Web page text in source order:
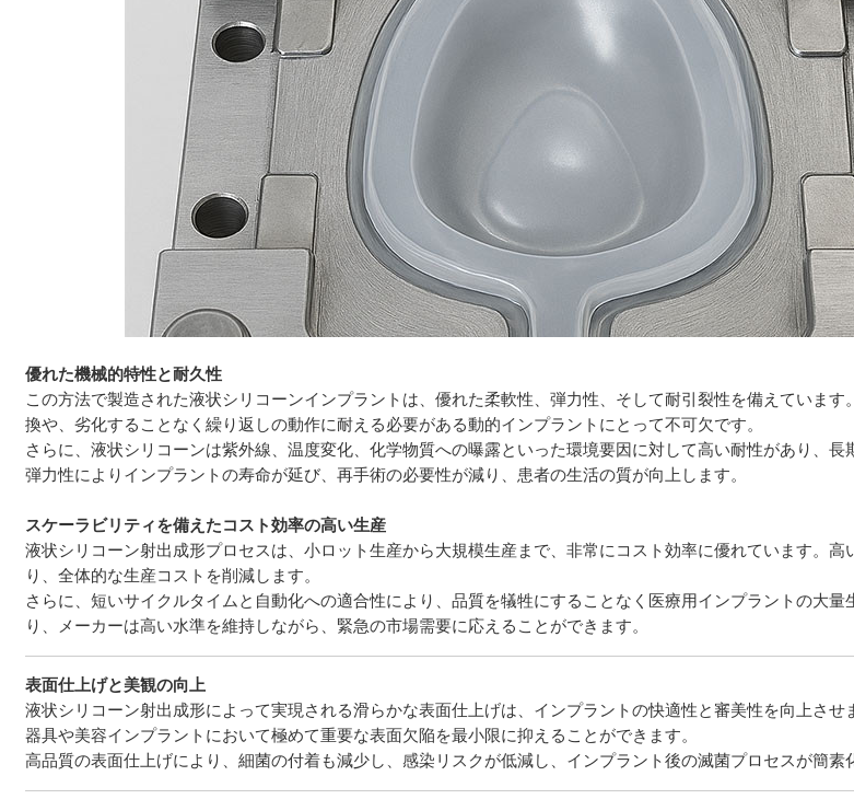
優れた機械的特性と耐久性
この方法で製造された液状シリコーンインプラントは、優れた柔軟性、弾力性、そして耐引裂性を備えていま
換や、劣化することなく繰り返しの動作に耐える必要がある動的インプラントにとって不可欠です。
さらに、液状シリコーンは紫外線、温度変化、化学物質への曝露といった環境要因に対して高い耐性があり、
弾力性によりインプラントの寿命が延び、再手術の必要性が減り、患者の生活の質が向上します。
スケーラビリティを備えたコスト効率の高い生産
液状シリコーン射出成形プロセスは、小ロット生産から大規模生産まで、非常にコスト効率に優れています。高
り、全体的な生産コストを削減します。
さらに、短いサイクルタイムと自動化への適合性により、品質を犠牲にすることなく医療用インプラントの大量
り、メーカーは高い水準を維持しながら、緊急の市場需要に応えることができます。
表面仕上げと美観の向上
液状シリコーン射出成形によって実現される滑らかな表面仕上げは、インプラントの快適性と審美性を向上さ
器具や美容インプラントにおいて極めて重要な表面欠陥を最小限に抑えることができます。
高品質の表面仕上げにより、細菌の付着も減少し、感染リスクが低減し、インプラント後の滅菌プロセスが簡素